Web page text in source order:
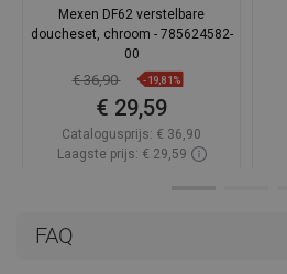
FAQ
Mexen DF62 verstelbare
doucheset, chroom - 785624582-
00
€ 36,90 -19,81%
€ 29,59
Catalogusprijs: € 36,90
Laagste prijs: € 29,59